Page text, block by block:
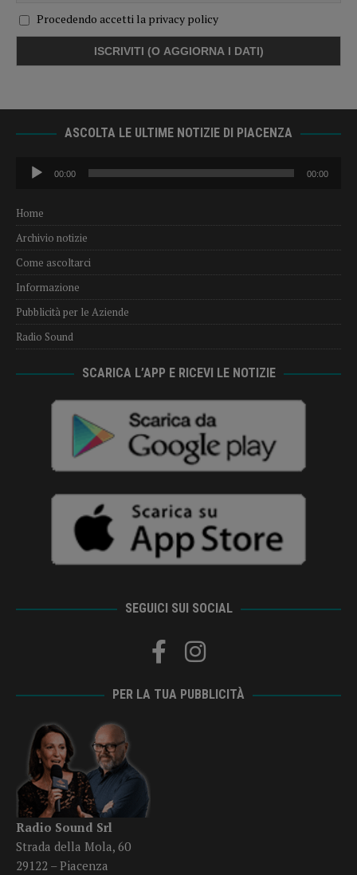
Procedendo accetti la privacy policy
ASCOLTA LE ULTIME NOTIZIE DI PIACENZA
Audio
Player
00:00 00:00
Home
Archivio notizie
Come ascoltarci
Informazione
Pubblicità per le Aziende
Radio Sound
SCARICA L’APP E RICEVI LE NOTIZIE
SEGUICI SUI SOCIAL
PER LA TUA PUBBLICITÀ
Radio Sound Srl
Strada della Mola, 60
29122 – Piacenza